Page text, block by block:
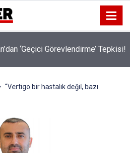
Ödem Şikayetini Hafife Almayın!
“Vertigo bir hastalık değil, bazı